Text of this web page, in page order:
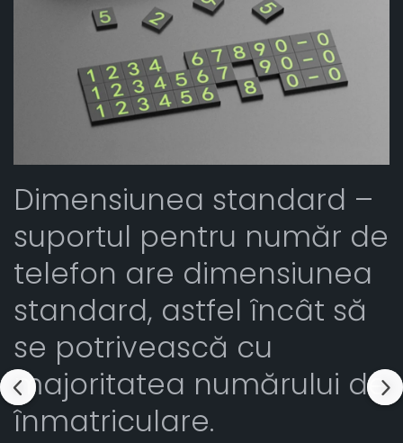
Dimensiunea standard –
suportul pentru număr de
telefon are dimensiunea
standard, astfel încât să
se potrivească cu
majoritatea numărului de
înmatriculare.